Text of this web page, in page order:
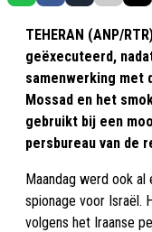
TEHERAN (ANP/
geëxecuteerd,
samenwerking met
Mossad en het
gebruikt bij een
persbureau van de
Maandag werd ook
spionage voor Israël.
volgens het Iraanse